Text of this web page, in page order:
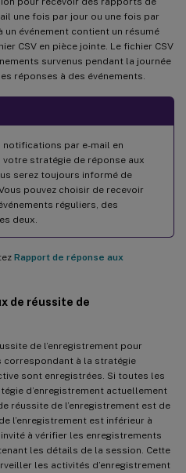
une fois par jour ou une fois par
un événement contient un résumé
CSV en pièce jointe. Le fichier CSV
survenus pendant la journée
réponses à des événements.
notifications par e-mail en
votre stratégie de réponse aux
serez toujours informé de
Vous pouvez choisir de recevoir
réguliers, des
deux.
Rapport de réponse aux
de réussite de
de l’enregistrement pour
correspondant à la stratégie
sont enregistrées. Si toutes les
d’enregistrement actuellement
réussite de l’enregistrement est de
l’enregistrement est inférieur à
à vérifier les enregistrements
les détails de la session. Cette
les activités d’enregistrement